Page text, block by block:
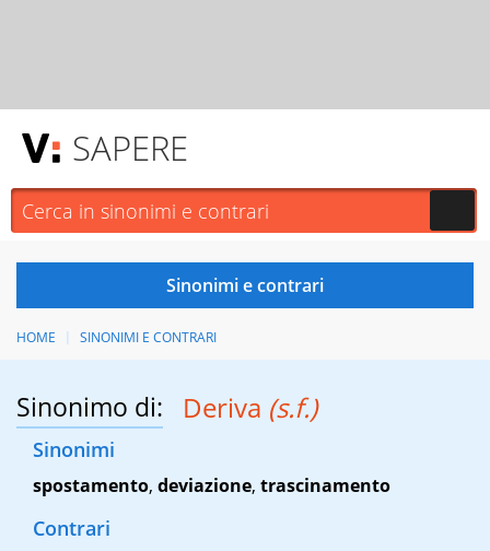
SAPERE
HOME SINONIMI E CONTRARI
Sinonimo di: Deriva (s.f.)
Sinonimi
spostamento, deviazione, trascinamento
Contrari